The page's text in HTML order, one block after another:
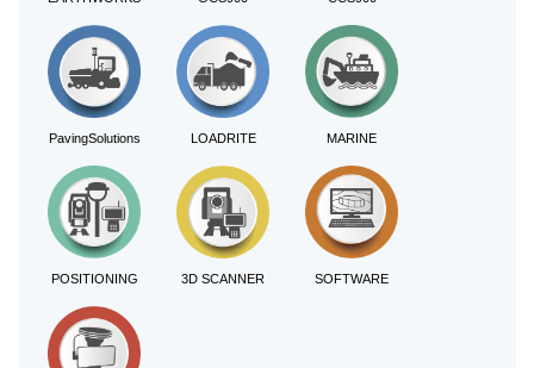
PavingSolutions LOADRITE MARINE
POSITIONING 3D SCANNER SOFTWARE